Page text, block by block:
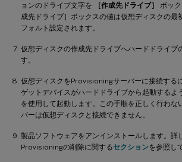
ョンのドライブ文字を
［作成先ドライブ］
ボッ
成先ドライブ］ボックスの値は仮想ディスクの最
フォルト設定されます。
仮想ディスクの作成先ドライブへハードドライブ
す。
仮想ディスクをProvisioningサーバーに接続する
ゲットデバイスがハードドライブから起動するよ
を使用して起動します。この手順を正しく行わ
バーは仮想ディスクと接続できません。
製品ソフトウェアをアンインストールします。詳
Provisioningの削除に関するセクションを参照し